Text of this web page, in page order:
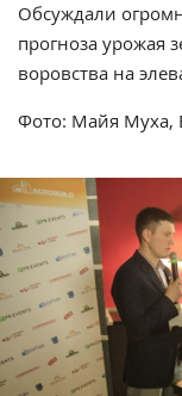
Обсуждали
прогноза урожая
воровства на
Фото: Майя Муха,